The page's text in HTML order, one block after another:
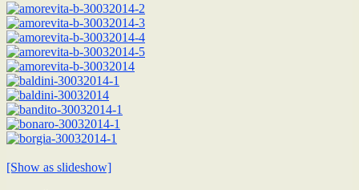
[Show as slideshow]